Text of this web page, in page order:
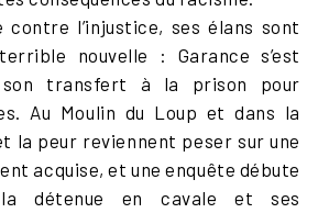
l’injustice, ses élans sont
nouvelle : Garance s’est
son transfert à la prison pour
Au Moulin du Loup et dans la
la peur reviennent peser sur une
acquise, et une enquête débute
détenue en cavale et ses